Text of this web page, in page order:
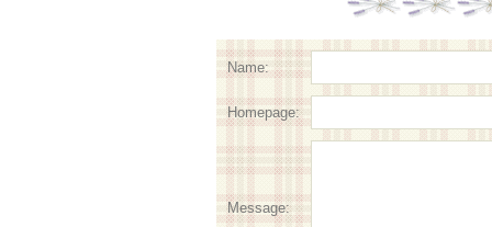
Name:
Homepage:
Message: